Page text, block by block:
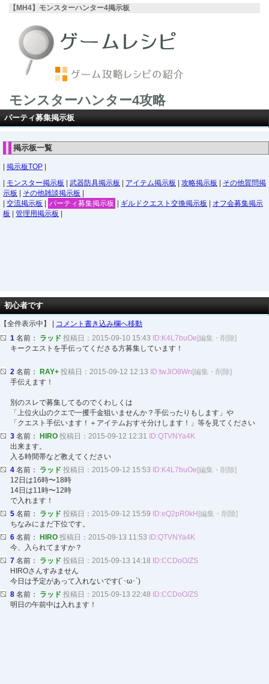
【MH4】モンスターハンター4掲示板
モンスターハンター4攻略
パーティ募集掲示板
掲示板一覧
掲示板TOP
モンスター掲示板 武器防具掲示板 アイテム掲示板 攻略掲示板
その他質問掲
示板
その他雑談掲示板
交流掲示板 パーティ募集掲示板 ギルドクエスト交換掲示板
オフ会募集掲示
板
管理用掲示板
初心者です
【全件表示中】 | コメント書き込み欄へ移動
1 名前： ラッド 投稿日：2015-09-10 15:43 ID:K4L7buOe [編集・削除]
キークエストを手伝ってくださる方募集しています！
2 名前： RAY+ 投稿日：2015-09-12 12:13 ID:twJiO8Wn [編集・削除]
手伝えます！
別のスレで募集してるのでくわしくは
「上位火山のクエで一攫千金狙いませんか？手伝ったりもします」や
「クエスト手伝います！＋アイテムおすそ分けします！」等を見てください
3 名前： HIRO 投稿日：2015-09-12 12:31
ID:QTVNYa4K
出来ます。
入る時間帯など教えてください
4 名前： ラッド 投稿日：2015-09-12 15:53 ID:K4L7buOe [編集・削除]
12日は16時〜18時
14日は11時〜12時
で入れます！
5 名前： ラッド 投稿日：2015-09-12 15:59 ID:eQ2pR0kH [編集・削除]
ちなみにまだ下位です。
6 名前： HIRO 投稿日：2015-09-13 11:53
ID:QTVNYa4K
今、入られてますか？
7 名前： ラッド 投稿日：2015-09-13 14:18
ID:CCDoO/ZS
HIROさんすみません
今日は予定があって入れないです(´･ω･`)
8 名前： ラッド 投稿日：2015-09-13 22:48
ID:CCDoO/ZS
明日の午前中は入れます！